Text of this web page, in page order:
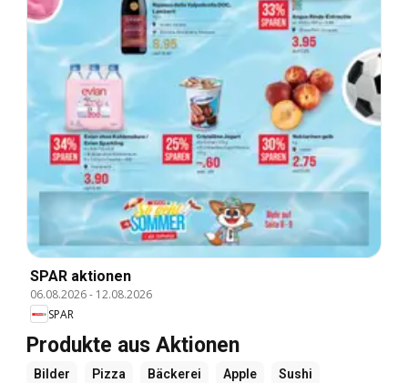
SPAR aktionen
06.08.2026- 12.08.2026
SPAR
Produkte aus Aktionen
Bilder Pizza Bäckerei Apple Sushi